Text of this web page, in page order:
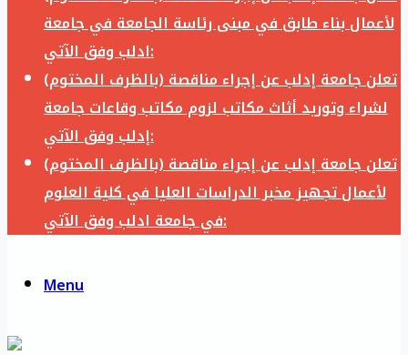
لأعمال بناء طابق في مبنى رئاسة الجامعة في جامعة
ادلب وفق الآتي:
تعلن جامعة إدلب عن إجراء مناقصة (بالظرف المختوم)
لشراء وتوريد أثاث مكاتب لزوم مكاتب وقاعات جامعة
إدلب وفق الآتي:
تعلن جامعة إدلب عن إجراء مناقصة (بالظرف المختوم)
لأعمال تجهيز مخبر الدراسات العليا في كلية العلوم
في جامعة ادلب وفق الآتي:
Menu